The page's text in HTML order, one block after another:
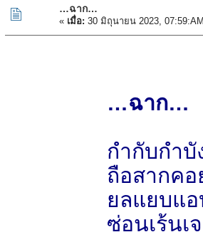
…ฉาก…
« เมื่อ: 30 มิถุนายน 2023,
…ฉาก…
กำกับกำ
ถือสากคอ
ยลแยบแ
ซ่อนเร้นเ